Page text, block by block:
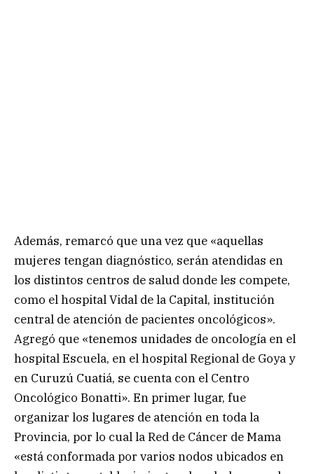
Además, remarcó que una vez que «aquellas
mujeres tengan diagnóstico, serán atendidas en
los distintos centros de salud donde les compete,
como el hospital Vidal de la Capital, institución
central de atención de pacientes oncológicos».
Agregó que «tenemos unidades de oncología en el
hospital Escuela, en el hospital Regional de Goya y
en Curuzú Cuatiá, se cuenta con el Centro
Oncológico Bonatti». En primer lugar, fue
organizar los lugares de atención en toda la
Provincia, por lo cual la Red de Cáncer de Mama
«está conformada por varios nodos ubicados en